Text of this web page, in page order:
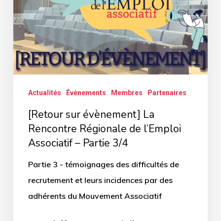
Rencontre
Régionale
l’Emploi
Associatif
Actualités Évènements Membres Partenaires
[Retour sur évènement] La
Rencontre Régionale de l’Emploi
Associatif – Partie 3/4
Partie 3 - témoignages des difficultés de
recrutement et leurs incidences par des
adhérents du Mouvement Associatif